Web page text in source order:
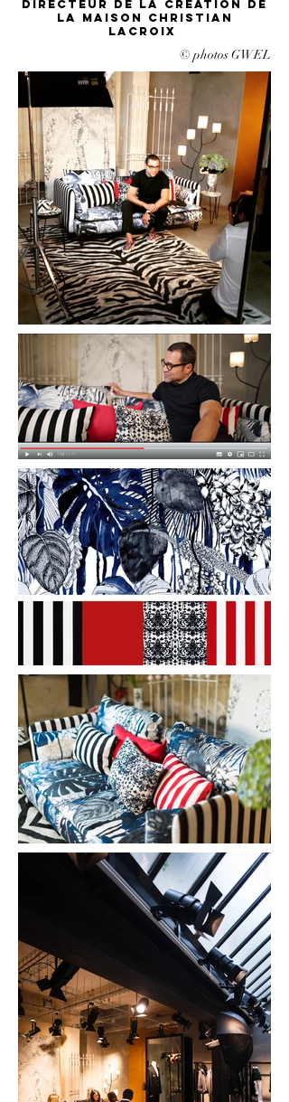
directeur de la création de
la maison Christian
Lacroix
© photos GWEL